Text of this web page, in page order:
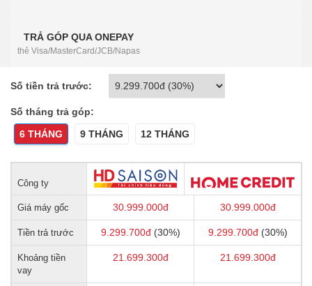
TRẢ GÓP QUA ONEPAY
thẻ Visa/MasterCard/JCB/Napas
Số tiền trả trước:
Số tháng trả góp:
6 THÁNG
9 THÁNG 12 THÁNG
Công ty
Giá máy gốc 30.999.000đ 30.999.000đ
Tiền trả trước 9.299.700đ(30%) 9.299.700đ(30%)
Khoảng tiền
vay
21.699.300đ 21.699.300đ